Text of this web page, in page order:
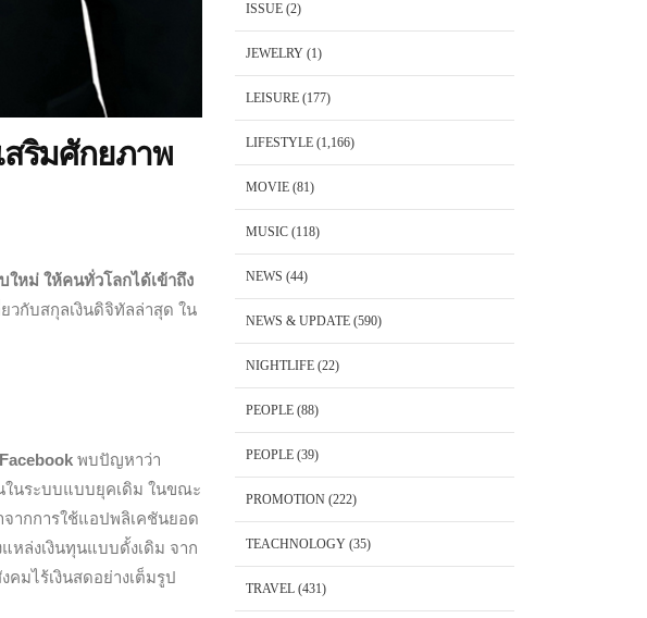
สริมศักยภาพ
ใหม่ ให้คนทั่วโลกได้เข้าถึง
วกับสกุลเงินดิจิทัลล่าสุด ใน
พบปัญหาว่า
ในระบบแบบยุคเดิม ในขณะ
ากการใช้แอปพลิเคชันยอด
หล่งเงินทุนแบบดั้งเดิม จาก
คมไร้เงินสดอย่างเต็มรูป
ISSUE(2)
JEWELRY(1)
LEISURE(177)
LIFESTYLE(1,166)
MOVIE(81)
MUSIC(118)
NEWS (44)
NEWS & UPDATE(590)
NIGHTLIFE(22)
PEOPLE(88)
PEOPLE(39)
PROMOTION(222)
TEACHNOLOGY(35)
TRAVEL(431)